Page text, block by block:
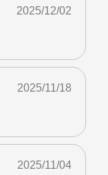
2025/12/02
2025/11/18
2025/11/04